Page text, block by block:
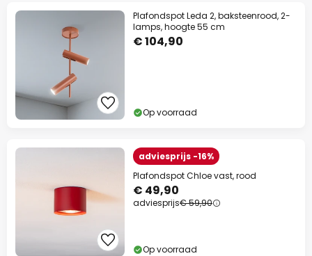
Plafondspot Leda 2, baksteenrood, 2-
lamps, hoogte 55 cm
€ 104,90
Op voorraad
adviesprijs -16%
Plafondspot Chloe vast, rood
€ 49,90
adviesprijs€ 59,90
Op voorraad